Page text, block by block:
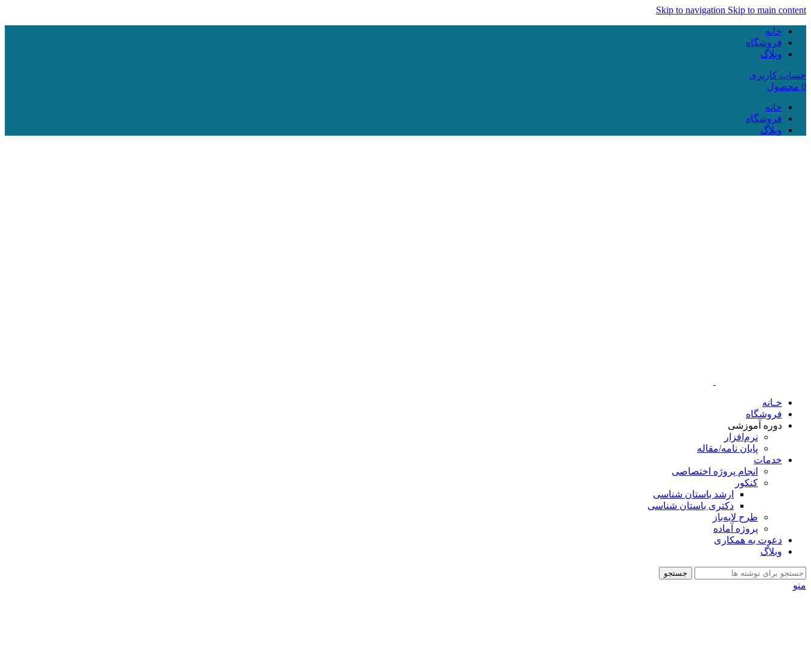
Skip to navigation Skip to main content
خانه
فروشگاه
وبلاگ
حساب کاربری
0 محصول
خانه
فروشگاه
وبلاگ
خـانه
فروشگاه
دوره آموزشی
نرم‌افزار
پایان نامه/مقاله
خدمات
انجام پروژه اختصاصی
کنکور
ارشد باستان شناسی
دکتری باستان شناسی
طرح لایه‌باز
پروژه آماده
دعوت به همکاری
وبلاگ
جستجو
منو